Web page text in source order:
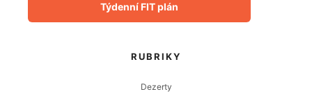
Týdenní FIT plán
RUBRIKY
Dezerty